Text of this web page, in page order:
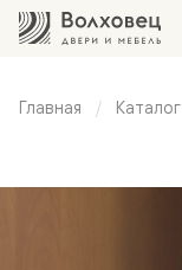
Главная Каталог
плинтус